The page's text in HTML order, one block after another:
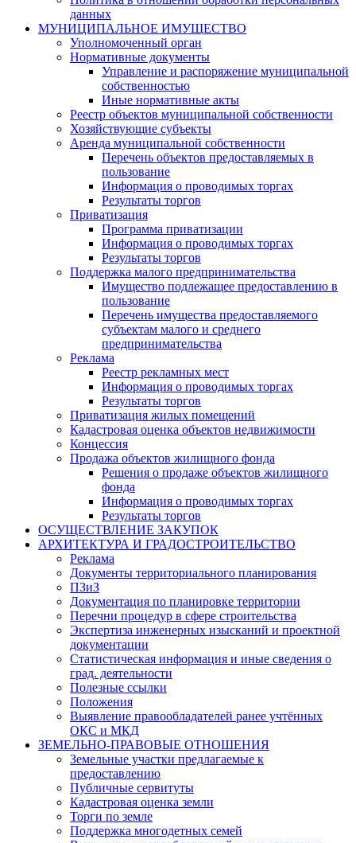
данных
МУНИЦИПАЛЬНОЕ ИМУЩЕСТВО
Уполномоченный орган
Нормативные документы
Управление и распоряжение муниципальной
собственностью
Иные нормативные акты
Реестр объектов муниципальной собственности
Хозяйствующие субъекты
Аренда муниципальной собственности
Перечень объектов предоставляемых в
пользование
Информация о проводимых торгах
Результаты торгов
Приватизация
Программа приватизации
Информация о проводимых торгах
Результаты торгов
Поддержка малого предпринимательства
Имущество подлежащее предоставлению в
пользование
Перечень имущества предоставляемого
субъектам малого и среднего
предпринимательства
Реклама
Реестр рекламных мест
Информация о проводимых торгах
Результаты торгов
Приватизация жилых помещений
Кадастровая оценка объектов недвижимости
Концессия
Продажа объектов жилищного фонда
Решения о продаже объектов жилищного
фонда
Информация о проводимых торгах
Результаты торгов
ОСУЩЕСТВЛЕНИЕ ЗАКУПОК
АРХИТЕКТУРА И ГРАДОСТРОИТЕЛЬСТВО
Реклама
Документы территориального планирования
ПЗиЗ
Документация по планировке территории
Перечни процедур в сфере строительства
Экспертиза инженерных изысканий и проектной
документации
Статистическая информация и иные сведения о
град. деятельности
Полезные ссылки
Положения
Выявление правообладателей ранее учтённых
ОКС и МКД
ЗЕМЕЛЬНО-ПРАВОВЫЕ ОТНОШЕНИЯ
Земельные участки предлагаемые к
предоставлению
Публичные сервитуты
Кадастровая оценка земли
Торги по земле
Поддержка многодетных семей